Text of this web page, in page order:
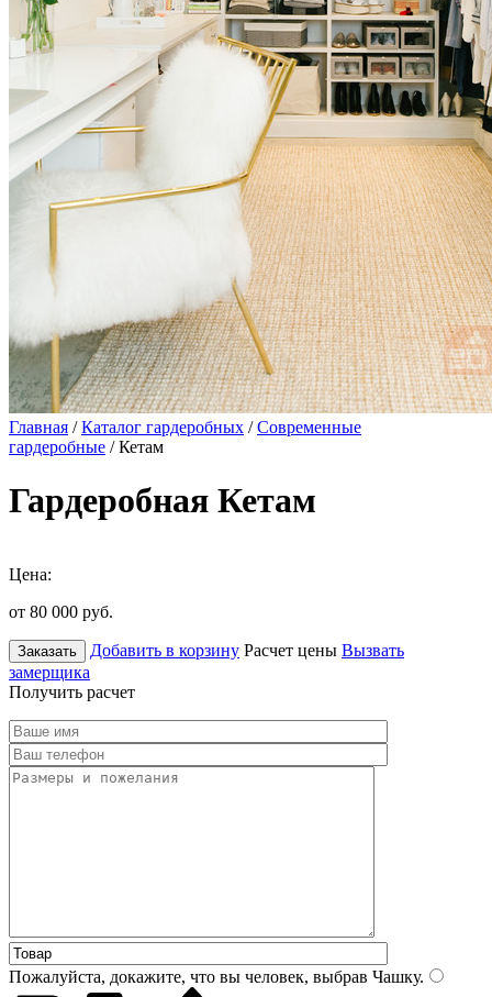
Главная /Каталог гардеробных /Современные
гардеробные / Кетам
Гардеробная Кетам
Цена:
от 80 000 руб.
Заказать Добавить в корзину Расчет цены Вызвать
замерщика
Получить расчет
Пожалуйста, докажите, что вы человек, выбрав Чашку.